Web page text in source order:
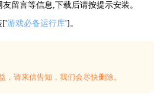
留言等信息,下载后请按提示安装。
['游戏必备运行库']。
请来信告知，我们会尽快删除。